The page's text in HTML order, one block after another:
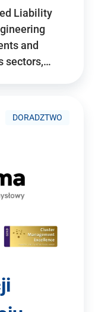
Liability
and
sectors,…
DORADZTWO